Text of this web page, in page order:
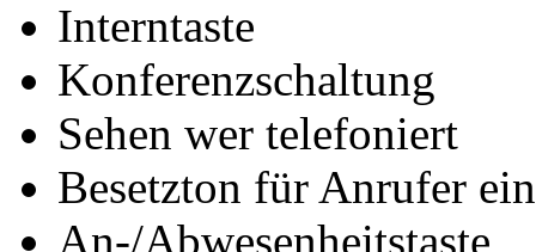
Interntaste
Konferenzschaltung
Sehen wer telefoniert
Besetzton für Anrufer
An-/Abwesenheitstaste